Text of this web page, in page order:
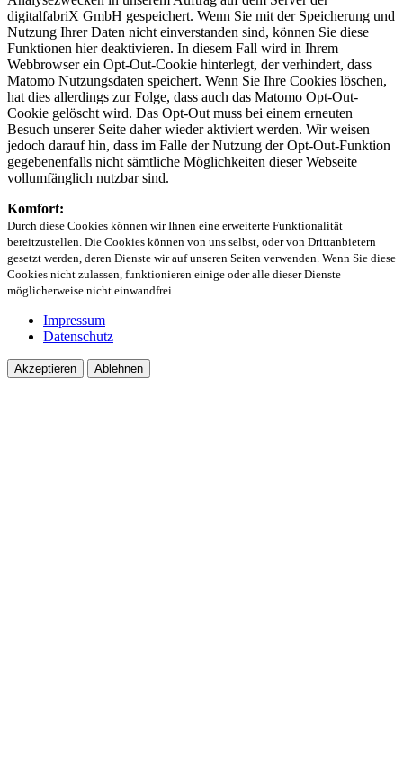
digitalfabriX GmbH gespeichert. Wenn Sie mit der Speicherung und
Nutzung Ihrer Daten nicht einverstanden sind, können Sie diese
Funktionen hier deaktivieren. In diesem Fall wird in Ihrem
Webbrowser ein Opt-Out-Cookie hinterlegt, der verhindert, dass
Matomo Nutzungsdaten speichert. Wenn Sie Ihre Cookies löschen,
hat dies allerdings zur Folge, dass auch das Matomo Opt-Out-
Cookie gelöscht wird. Das Opt-Out muss bei einem erneuten
Besuch unserer Seite daher wieder aktiviert werden. Wir weisen
jedoch darauf hin, dass im Falle der Nutzung der Opt-Out-Funktion
gegebenenfalls nicht sämtliche Möglichkeiten dieser Webseite
vollumfänglich nutzbar sind.
Komfort:
Durch diese Cookies können wir Ihnen eine erweiterte Funktionalität
bereitzustellen. Die Cookies können von uns selbst, oder von Drittanbietern
gesetzt werden, deren Dienste wir auf unseren Seiten verwenden. Wenn Sie diese
Cookies nicht zulassen, funktionieren einige oder alle dieser Dienste
möglicherweise nicht einwandfrei.
Impressum
Datenschutz
Akzeptieren Ablehnen